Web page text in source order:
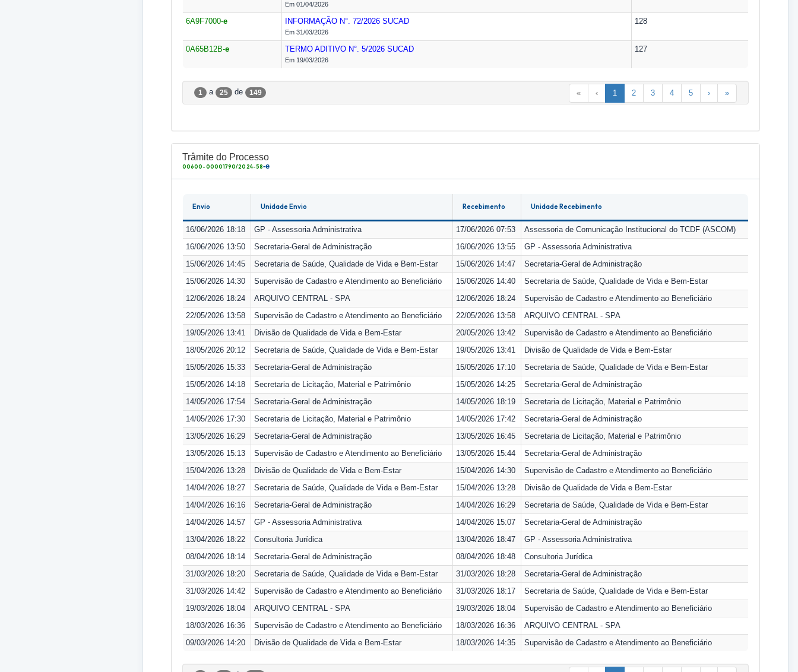
Em 01/04/2026
6A9F7000-e INFORMAÇÃO N°. 72/2026 SUCAD
Em 31/03/2026
128
0A65B12B-e TERMO ADITIVO N°. 5/2026 SUCAD
Em 19/03/2026
127
1 a 25 de 149 « ‹ 1 2 3 4 5 › »
Trâmite do Processo
00600-00001790/2024-58-e
Envio Unidade Envio Recebimento Unidade Recebimento
16/06/2026 18:18 GP - Assessoria Administrativa 17/06/2026 07:53
Assessoria de Comunicação Institucional do TCDF (ASCOM)
16/06/2026 13:50
Secretaria-Geral de Administração 16/06/2026 13:55
GP - Assessoria Administrativa
15/06/2026 14:45
Secretaria de Saúde, Qualidade de Vida e Bem-Estar 15/06/2026 14:47
Secretaria-Geral de Administração
15/06/2026 14:30
Supervisão de Cadastro e Atendimento ao Beneficiário 15/06/2026 14:40
Secretaria de Saúde, Qualidade de Vida e Bem-Estar
12/06/2026 18:24
ARQUIVO CENTRAL - SPA 12/06/2026 18:24
Supervisão de Cadastro e Atendimento ao Beneficiário
22/05/2026 13:58
Supervisão de Cadastro e Atendimento ao Beneficiário 22/05/2026 13:58
ARQUIVO CENTRAL - SPA
19/05/2026 13:41
Divisão de Qualidade de Vida e Bem-Estar 20/05/2026 13:42
Supervisão de Cadastro e Atendimento ao Beneficiário
18/05/2026 20:12
Secretaria de Saúde, Qualidade de Vida e Bem-Estar 19/05/2026 13:41
Divisão de Qualidade de Vida e Bem-Estar
15/05/2026 15:33
Secretaria-Geral de Administração 15/05/2026 17:10
Secretaria de Saúde, Qualidade de Vida e Bem-Estar
15/05/2026 14:18
Secretaria de Licitação, Material e Patrimônio 15/05/2026 14:25
Secretaria-Geral de Administração
14/05/2026 17:54
Secretaria-Geral de Administração 14/05/2026 18:19
Secretaria de Licitação, Material e Patrimônio
14/05/2026 17:30
Secretaria de Licitação, Material e Patrimônio 14/05/2026 17:42
Secretaria-Geral de Administração
13/05/2026 16:29
Secretaria-Geral de Administração 13/05/2026 16:45
Secretaria de Licitação, Material e Patrimônio
13/05/2026 15:13
Supervisão de Cadastro e Atendimento ao Beneficiário 13/05/2026 15:44
Secretaria-Geral de Administração
15/04/2026 13:28
Divisão de Qualidade de Vida e Bem-Estar 15/04/2026 14:30
Supervisão de Cadastro e Atendimento ao Beneficiário
14/04/2026 18:27
Secretaria de Saúde, Qualidade de Vida e Bem-Estar 15/04/2026 13:28
Divisão de Qualidade de Vida e Bem-Estar
14/04/2026 16:16
Secretaria-Geral de Administração 14/04/2026 16:29
Secretaria de Saúde, Qualidade de Vida e Bem-Estar
14/04/2026 14:57
GP - Assessoria Administrativa 14/04/2026 15:07
Secretaria-Geral de Administração
13/04/2026 18:22
Consultoria Jurídica 13/04/2026 18:47
GP - Assessoria Administrativa
08/04/2026 18:14
Secretaria-Geral de Administração 08/04/2026 18:48
Consultoria Jurídica
31/03/2026 18:20
Secretaria de Saúde, Qualidade de Vida e Bem-Estar 31/03/2026 18:28
Secretaria-Geral de Administração
31/03/2026 14:42
Supervisão de Cadastro e Atendimento ao Beneficiário 31/03/2026 18:17
Secretaria de Saúde, Qualidade de Vida e Bem-Estar
19/03/2026 18:04
ARQUIVO CENTRAL - SPA 19/03/2026 18:04
Supervisão de Cadastro e Atendimento ao Beneficiário
18/03/2026 16:36
Supervisão de Cadastro e Atendimento ao Beneficiário 18/03/2026 16:36
ARQUIVO CENTRAL - SPA
09/03/2026 14:20
Divisão de Qualidade de Vida e Bem-Estar 18/03/2026 14:35 Supervisão de Cadastro e Atendimento ao Beneficiário